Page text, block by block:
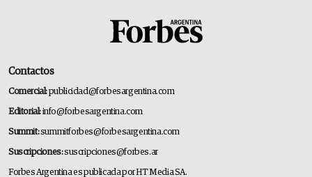
Contactos
Comercial:publicidad@forbesargentina.com
Editorial:info@forbesargentina.com
Summit:summitforbes@forbesargentina.com
Suscripciones:suscripciones@forbes.ar
Forbes Argentina es publicada por HT Media SA.